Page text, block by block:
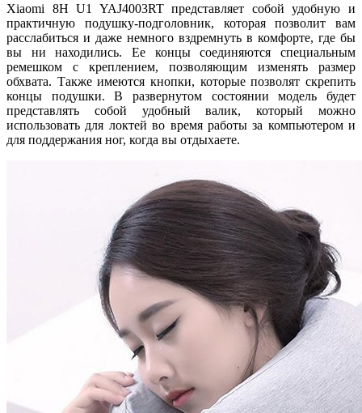
Xiaomi 8H U1 YAJ4003RT представляет собой удобную и
практичную подушку-подголовник, которая позволит вам
расслабиться и даже немного вздремнуть в комфорте, где бы
вы ни находились. Ее концы соединяются специальным
ремешком с креплением, позволяющим изменять размер
обхвата. Также имеются кнопки, которые позволят скрепить
концы подушки. В развернутом состоянии модель будет
представлять собой удобный валик, который можно
использовать для локтей во время работы за компьютером и
для поддержания ног, когда вы отдыхаете.